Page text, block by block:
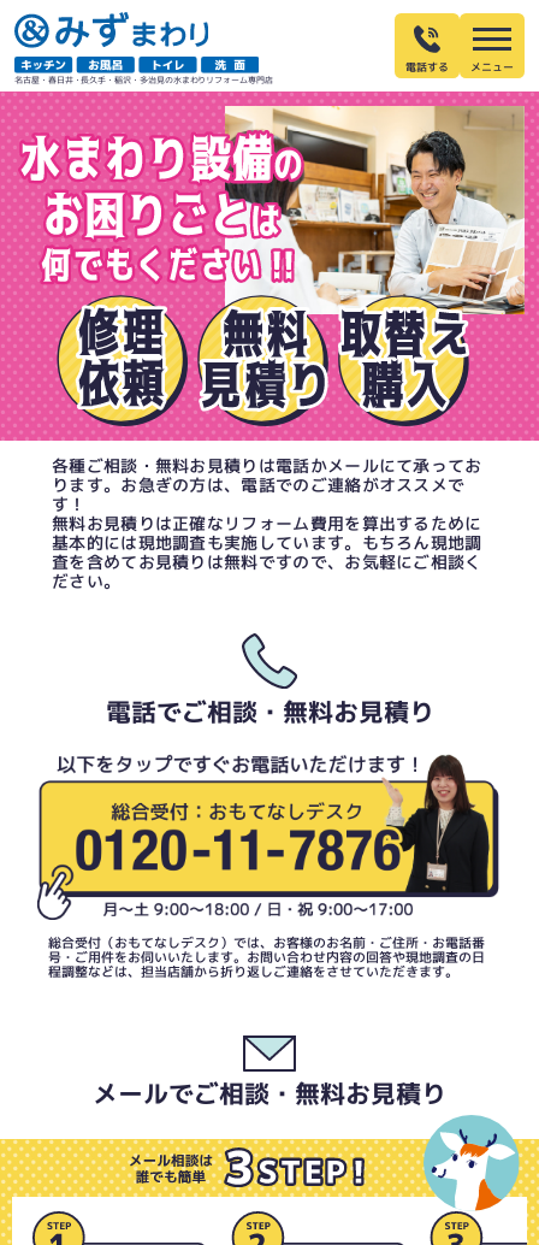
名古屋・春日井・長久手・稲沢・多治見の水まわりリフォーム専門店
電話する
各種ご相談・無料お見積りは電話かメールにて承ってお
ります。お急ぎの方は、電話でのご連絡がオススメで
す！
無料お見積りは正確なリフォーム費用を算出するために
基本的には現地調査も実施しています。もちろん現地調
査を含めてお見積りは無料ですので、お気軽にご相談く
ださい。
電話でご相談・無料お見積り
総合受付（おもてなしデスク）では、お客様のお名前・ご住所・お電話番
号・ご用件をお伺いいたします。お問い合わせ内容の回答や現地調査の日
程調整などは、担当店舗から折り返しご連絡をさせていただきます。
メールでご相談・無料お見積り